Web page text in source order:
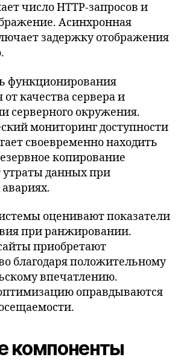
число HTTP-запросов и
Асинхронная
задержку отображения
функционирования
от качества сервера и
серверного окружения.
мониторинг доступности
своевременно находить
копирование
данных при
оценивают показатели
при ранжировании.
приобретают
благодаря положительному
впечатлению.
оправдываются
компоненты